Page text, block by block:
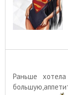
Раньше хотела